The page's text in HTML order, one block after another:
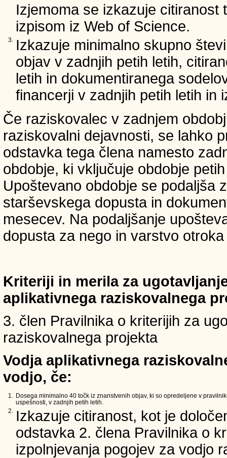
Izjemoma se izkazuje citiranost
izpisom iz Web of Science.
3. Izkazuje minimalno skupno
objav v zadnjih petih letih,
letih in dokumentiranega
financerji v zadnjih petih letih in
Če raziskovalec v zadnjem
raziskovalni dejavnosti, se lahko
odstavka tega člena namesto
obdobje, ki vključuje obdobje
Upoštevano obdobje se podaljša
starševskega dopusta in
mesecev. Na podaljšanje
dopusta za nego in varstvo
Kriteriji in merila za
aplikativnega raziskovalnega
3. člen Pravilnika o kriterijih za
raziskovalnega projekta
Vodja aplikativnega
vodjo, če:
1.
Dosega minimalno 40 točk iz znanstvenih objav, ki so opredeljene v
uspešnosti, v zadnjih petih letih.
2.
Izkazuje citiranost, kot je
odstavka 2. člena Pravilnika o
izpolnjevanja pogojev za vodjo